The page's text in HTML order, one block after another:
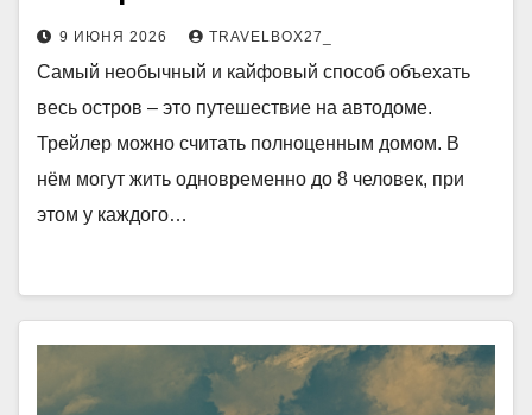
9 ИЮНЯ 2026 TRAVELBOX27_
Самый необычный и кайфовый способ объехать
весь остров – это путешествие на автодоме.
Трейлер можно считать полноценным домом. В
нём могут жить одновременно до 8 человек, при
этом у каждого…